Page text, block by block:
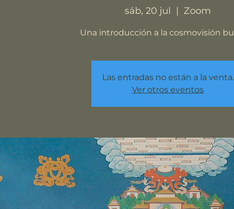
sáb, 20 jul
  |
Zoom
Una introducción a la cosmovisión
Las entradas no están a la venta.
Ver otros eventos